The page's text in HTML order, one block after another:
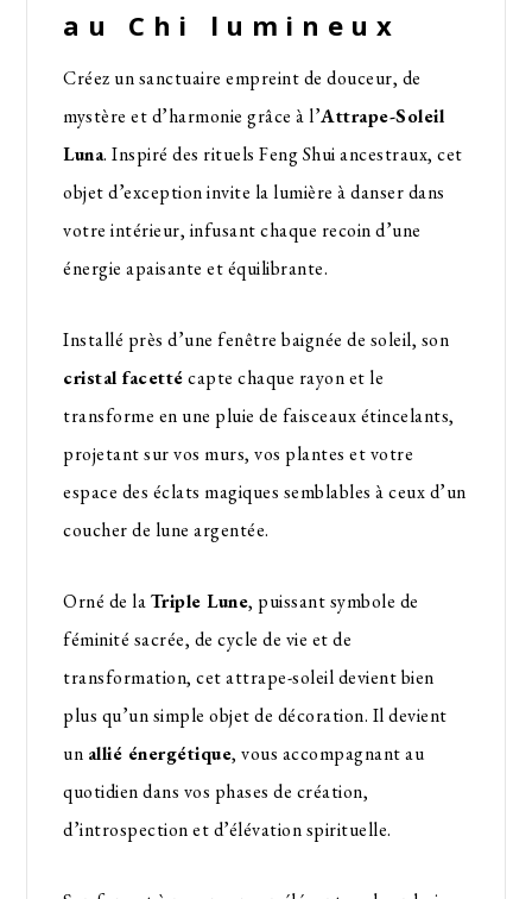
au Chi lumineux
Créez un sanctuaire empreint de douceur, de
mystère et d’harmonie grâce à l’Attrape-Soleil
Luna. Inspiré des rituels Feng Shui ancestraux, cet
objet d’exception invite la lumière à danser dans
votre intérieur, infusant chaque recoin d’une
énergie apaisante et équilibrante.
Installé près d’une fenêtre baignée de soleil, son
cristal facettécapte chaque rayon et le
transforme en une pluie de faisceaux étincelants,
projetant sur vos murs, vos plantes et votre
espace des éclats magiques semblables à ceux d’un
coucher de lune argentée.
Orné de laTriple Lune, puissant symbole de
féminité sacrée, de cycle de vie et de
transformation, cet attrape-soleil devient bien
plus qu’un simple objet de décoration. Il devient
un allié énergétique, vous accompagnant au
quotidien dans vos phases de création,
d’introspection et d’élévation spirituelle.